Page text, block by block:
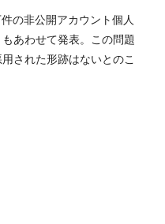
の非公開アカウント個人
あわせて発表。この問題
された形跡はないとのこ